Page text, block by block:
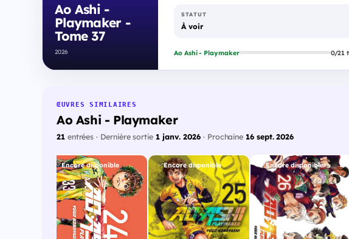
Ao Ashi -
Playmaker -
Tome 37
2026
STATUT
À voir
Ao Ashi - Playmaker 0/21
ŒUVRES SIMILAIRES
Ao Ashi - Playmaker
21entrées · Dernière sortie 1 janv. 2026 · Prochaine 16 sept. 2026
Encore disponible Encore disponible Encore disponible